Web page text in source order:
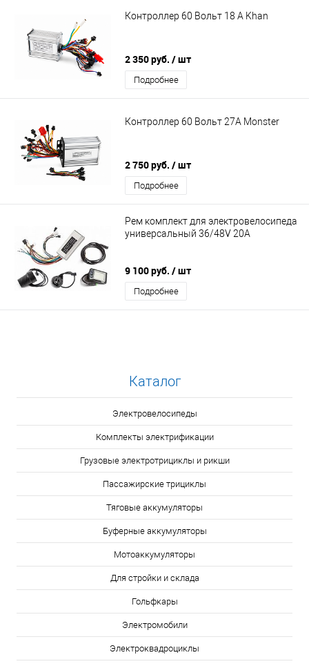
Контроллер 60 Вольт 18 A Khan
2 350 руб. / шт
Подробнее
Контроллер 60 Вольт 27A Monster
2 750 руб. / шт
Подробнее
Рем комплект для электровелосипеда
универсальный 36/48V 20A
9 100 руб. / шт
Подробнее
Каталог
Электровелосипеды
Комплекты электрификации
Грузовые электротрициклы и рикши
Пассажирские трициклы
Тяговые аккумуляторы
Буферные аккумуляторы
Мотоаккумуляторы
Для стройки и склада
Гольфкары
Электромобили
Электроквадроциклы